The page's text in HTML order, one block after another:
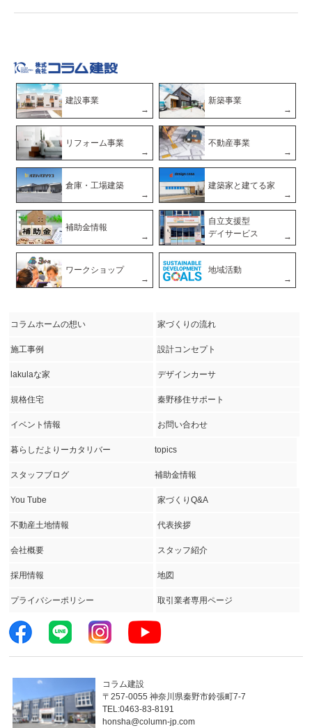
建設事業 新築事業
リフォーム事業 不動産事業
倉庫・工場建築 建築家と建てる家
補助金情報
自立支援型
デイサービス
ワークショップ 地域活動
コラムホームの想い 家づくりの流れ
施工事例 設計コンセプト
lakulaな家 デザインカーサ
規格住宅 秦野移住サポート
イベント情報 お問い合わせ
暮らしだよりーカタリバー topics
スタッフブログ 補助金情報
You Tube 家づくりQ&A
不動産土地情報 代表挨拶
会社概要 スタッフ紹介
採用情報 地図
プライバシーポリシー 取引業者専用ページ
コラム建設
〒257-0055 神奈川県秦野市鈴張町7-7
TEL:0463-83-8191
honsha@column-jp.com